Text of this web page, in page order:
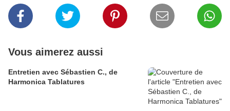
Vous aimerez aussi
Entretien avec Sébastien C., de
Harmonica Tablatures